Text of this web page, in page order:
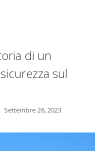
di un
sul
Settembre 26, 2023